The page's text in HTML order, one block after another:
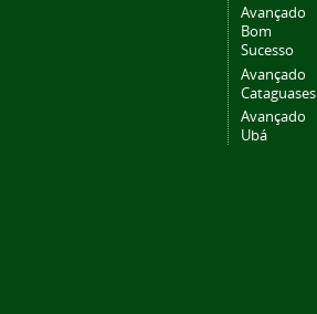
Avançado
Bom
Sucesso
Avançado
Cataguases
Avançado
Ubá